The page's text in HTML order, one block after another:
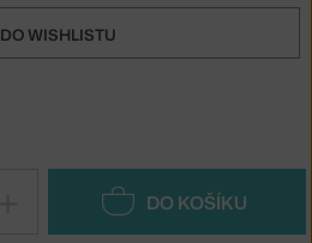
DO WISHLISTU
DO KOŠÍKU